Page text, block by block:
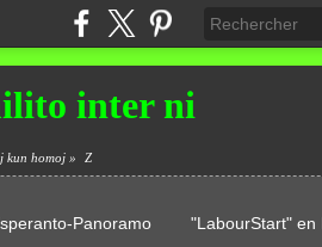
inter ni
kun homoj » Z
Panoramo "LabourStart" en